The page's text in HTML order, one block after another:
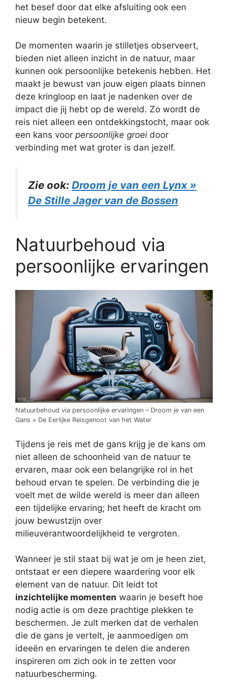
het besef door dat elke afsluiting ook een
nieuw begin betekent.
De momenten waarin je stilletjes observeert,
bieden niet alleen inzicht in de natuur, maar
kunnen ook persoonlijke betekenis hebben. Het
maakt je bewust van jouw eigen plaats binnen
deze kringloop en laat je nadenken over de
impact die jij hebt op de wereld. Zo wordt de
reis niet alleen een ontdekkingstocht, maar ook
een kans voor persoonlijke groei door
verbinding met wat groter is dan jezelf.
Zie ook: Droom je van een Lynx »
De Stille Jager van de Bossen
Natuurbehoud via
persoonlijke ervaringen
Natuurbehoud via persoonlijke ervaringen – Droom je van een
Gans » De Eerlijke Reisgenoot van het Water
Tijdens je reis met de gans krijg je de kans om
niet alleen de schoonheid van de natuur te
ervaren, maar ook een belangrijke rol in het
behoud ervan te spelen. De verbinding die je
voelt met de wilde wereld is meer dan alleen
een tijdelijke ervaring; het heeft de kracht om
jouw bewustzijn over
milieuverantwoordelijkheid te vergroten.
Wanneer je stil staat bij wat je om je heen ziet,
ontstaat er een diepere waardering voor elk
element van de natuur. Dit leidt tot
inzichtelijke momenten waarin je beseft hoe
nodig actie is om deze prachtige plekken te
beschermen. Je zult merken dat de verhalen
die de gans je vertelt, je aanmoedigen om
ideeën en ervaringen te delen die anderen
inspireren om zich ook in te zetten voor
natuurbescherming.